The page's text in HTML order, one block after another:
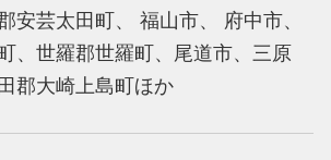
安芸太田町、 福山市、 府中市、
、世羅郡世羅町、尾道市、三原
郡大崎上島町ほか